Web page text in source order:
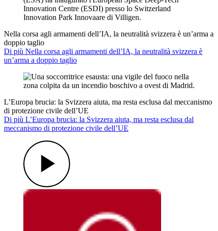
Nella corsa agli armamenti dell’IA, la neutralità svizzera è un’arma a
doppio taglio
Di più Nella corsa agli armamenti dell’IA, la neutralità svizzera è
un’arma a doppio taglio
L’Europa brucia: la Svizzera aiuta, ma resta esclusa dal meccanismo
di protezione civile dell’UE
Di più L’Europa brucia: la Svizzera aiuta, ma resta esclusa dal
meccanismo di protezione civile dell’UE